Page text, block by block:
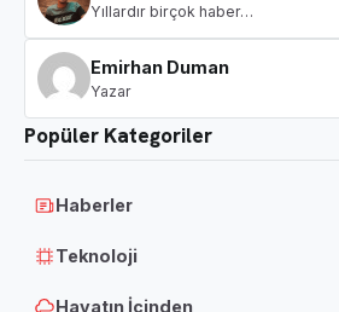
Yıllardır birçok haber…
Emirhan Duman
Yazar
Popüler Kategoriler
Haberler
Teknoloji
Hayatın İçinden